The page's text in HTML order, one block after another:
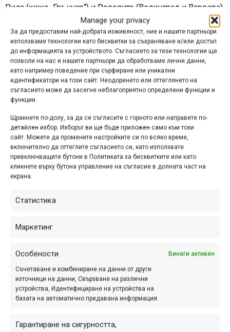
Manage your privacy
За да предоставим най-добрата изживяност, ние и нашите партньори
използваме технологии като бисквитки за съхраняване и/или достъп
до информацията за устройството. Съгласието за тези технологии ще
позволи на нас и нашите партньори да обработваме лични данни,
като например поведение при сърфиране или уникални
идентификатори на този сайт. Неодоренето или оттеглянето на
съгласието може да засегне неблагоприятно определени функции и
функции.
Щракнете по-долу, за да се съгласите с горното или направете по-
детайлен избор. Изборът ви ще бъде приложен само към този
сайт. Можете да промените настройките си по всяко време,
включително да оттеглите съгласието си, като използвате
превключващите бутони в Политиката за бисквитките или като
кликнете върху бутона управление на съгласие в долната част на
екрана.
Статистика
Маркетинг
Особености Винаги активен
Съчетаване и комбиниране на данни от други
източници на данни, Свързване на различни
устройства, Идентифициране на устройства на
базата на автоматично предавана информация.
Гарантиране на сигурността,
Рила (хижа „Грънчар“) и Родопите (Велинград и Варвара)
и обратно в Банско. Както ще видите, по пътя си
чешките карачи „не прощават“ и на някои интересни
склонове за фрийрайд, които се изправят край пътя им.
Ако ви е харесало видеото, може да последвате Якуб и
в Instagram:https://www.instagram.com/kuba_antos/
Етикети:Банско,Варвара,Велинград,велопреход,
видео,
Навигация
ПАРТНЬОРИ